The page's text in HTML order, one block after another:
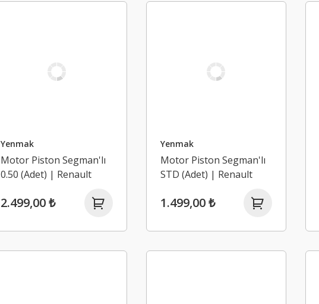
Yenmak
Motor Piston Segman'lı
0.50 (Adet) | Renault
TD G9T
2.499,00 ₺
Yenmak
Motor Piston Segman'lı
STD (Adet) | Renault
TD G9T
1.499,00 ₺